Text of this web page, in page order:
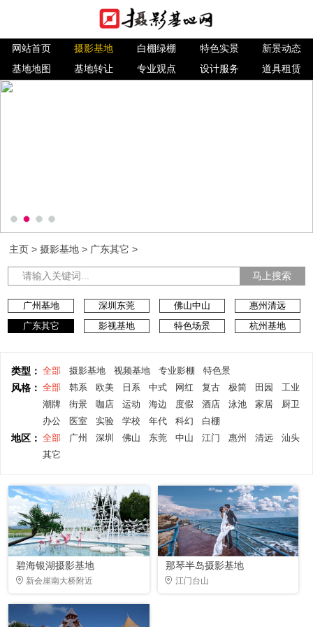
网站首页 摄影基地 白棚绿棚 特色实景
新景动态
基地地图
基地转让 专业观点 设计服务 道具租赁
主页 >摄影基地 > 广东其它 >
马上搜索
广州基地 深圳东莞 佛山中山
惠州清远
广东其它
影视基地 特色场景 杭州基地
类型： 全部 摄影基地 视频基地 专业影棚 特色景
风格： 全部 韩系 欧美 日系 中式 网红 复古 极简 田园
工业
潮牌
街景 咖店 运动 海边 度假 酒店 泳池 家居
厨卫
办公
医室 实验 学校 年代 科幻 白棚
地区： 全部 广州 深圳 佛山 东莞 中山 江门 惠州 清远
汕头
其它
碧海银湖摄影基地
新会崖南大桥附近
那琴半岛摄影基地
江门台山